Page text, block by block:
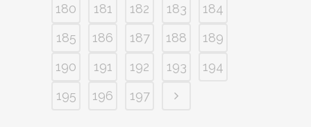
180
181 182 183
184
185
186 187 188
189
190
191 192 193
194
195
196 197